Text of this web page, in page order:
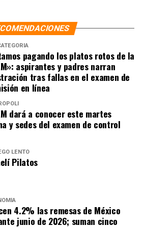
y deben deslindarse
Lilly Téllez expresó que quien
el buque había sido Claudia
propaganda de la «deforma
En tanto, le señaló como la
de dos personas y las lesiones a
de la «vergüenza internacional»
al poder judicial.
XIV invitación a visitar México
y 20 heridos por choque del
Nueva York
pagando los platos rotos de la
aspirantes y padres narran
tras fallas en el examen de
en línea
dará a conocer este martes
y sedes del examen de control
LENTO
Pilatos
4.2% las remesas de México
junio de 2026; suman cinco